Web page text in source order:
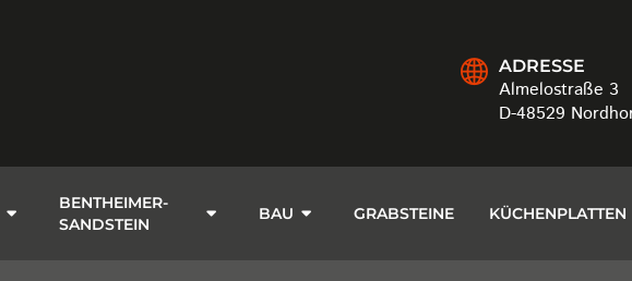
ADRESSE
Almelostraße 3
D-48529
BENTHEIMER-
SANDSTEIN
BAU GRABSTEINE KÜCHENPLATTEN